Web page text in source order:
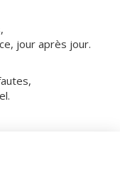
jour après jour.